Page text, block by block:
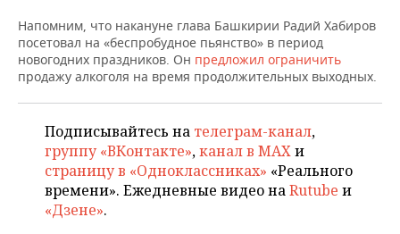
ВОДНЫЕ ВИДЫ СПОРТА
ХОККЕЙ С МЯЧОМ
ОБРАЗОВАНИЕ
ПРОИСШЕСТВИЯ
Напомним, что накануне глава Башкирии Радий Хабиров
посетовал на «беспробудное пьянство» в период
новогодних праздников. Он предложил ограничить
продажу алкоголя на время продолжительных выходных.
Подписывайтесь на телеграм-канал,
группу «ВКонтакте»,канал в MAXи
страницу в «Одноклассниках» «Реального
времени». Ежедневные видео наRutube и
«Дзене».